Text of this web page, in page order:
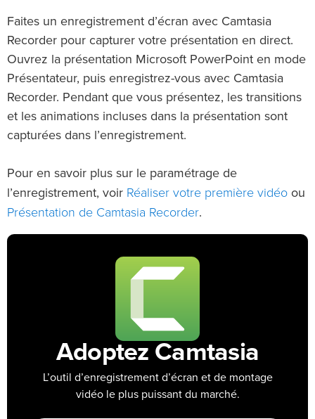
Faites un enregistrement d’écran avec Camtasia
Recorder pour capturer votre présentation en direct.
Ouvrez la présentation Microsoft PowerPoint en mode
Présentateur, puis enregistrez-vous avec Camtasia
Recorder. Pendant que vous présentez, les transitions
et les animations incluses dans la présentation sont
capturées dans l’enregistrement.
Pour en savoir plus sur le paramétrage de
l’enregistrement, voir Réaliser votre première vidéo ou
Présentation de Camtasia Recorder.
Adoptez Camtasia
L’outil d’enregistrement d’écran et de montage
vidéo le plus puissant du marché.